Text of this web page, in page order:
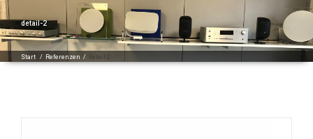
detail-2
Start / Referenzen / detail-2